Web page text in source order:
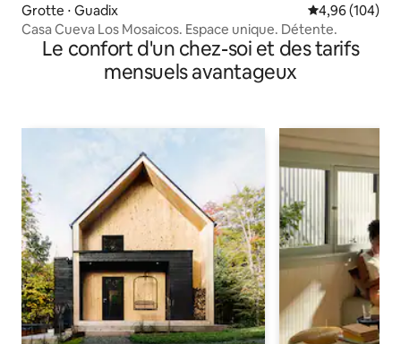
Grotte ⋅ Guadix Évaluation
4,96 (104)
Casa Cueva Los Mosaicos. Espace unique. Détente.
Le confort d'un chez-soi et des tarifs
mensuels avantageux